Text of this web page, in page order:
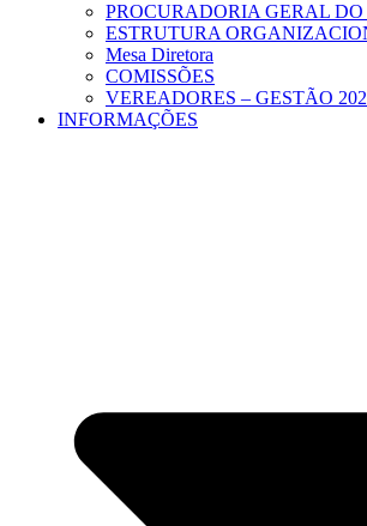
PROCURADORIA GERAL
ESTRUTURA
Mesa Diretora
COMISSÕES
VEREADORES – GESTÃO
INFORMAÇÕES